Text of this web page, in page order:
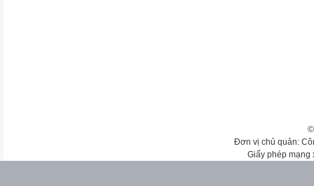
Đơn vị chủ quản:
Giấy phép mạng